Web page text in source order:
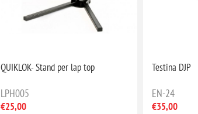
QUIKLOK- Stand per lap top
LPH005
€25,00
Testina DJP
EN-24
€35,00